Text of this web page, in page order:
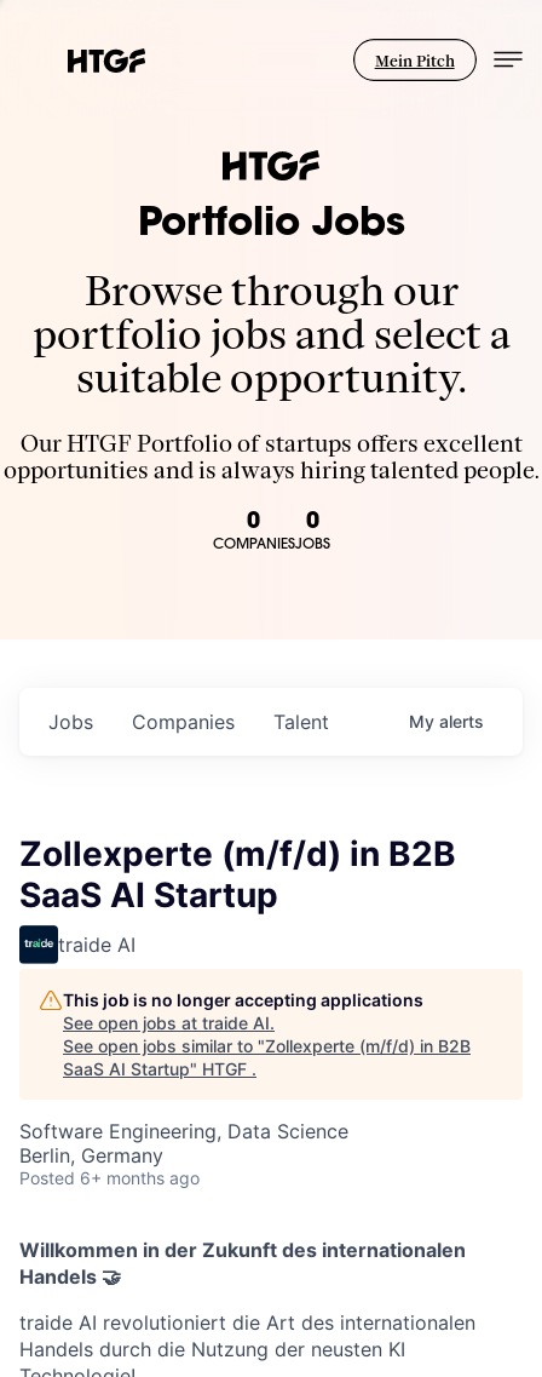
Mein Pitch
Portfolio Jobs
Browse through our
portfolio jobs and select a
suitable opportunity.
Our HTGF Portfolio of startups offers excellent
opportunities and is always hiring talented people.
0
COMPANIES
0
JOBS
Jobs Companies Talent My alerts
Zollexperte (m/f/d) in B2B
SaaS AI Startup
traide AI
This job is no longer accepting applications
See open jobs at traide AI.
See open jobs similar to "Zollexperte (m/f/d) in B2B
SaaS AI Startup" HTGF .
Software Engineering, Data Science
Berlin, Germany
Posted 6+ months ago
Willkommen in der Zukunft des internationalen
Handels 🤝
traide AI revolutioniert die Art des internationalen
Handels durch die Nutzung der neusten KI